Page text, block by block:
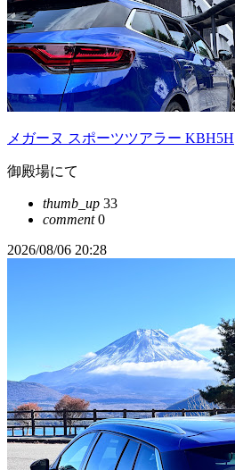
メガーヌ スポーツツアラー KBH5H
御殿場にて
thumb_up 33
comment0
2026/08/06 20:28